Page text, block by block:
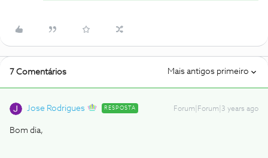
7 Comentários Mais antigos primeiro
Jose Rodrigues RESPOSTA Forum|Forum|3 years ago
Bom dia,